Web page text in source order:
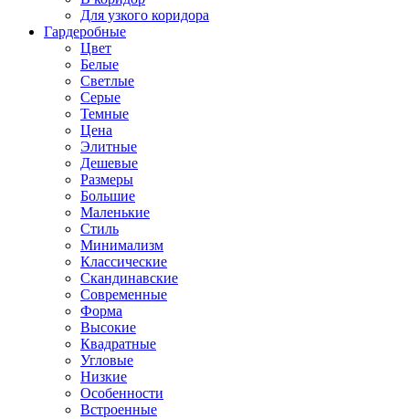
Для узкого коридора
Гардеробные
Цвет
Белые
Светлые
Серые
Темные
Цена
Элитные
Дешевые
Размеры
Большие
Маленькие
Стиль
Минимализм
Классические
Скандинавские
Современные
Форма
Высокие
Квадратные
Угловые
Низкие
Особенности
Встроенные